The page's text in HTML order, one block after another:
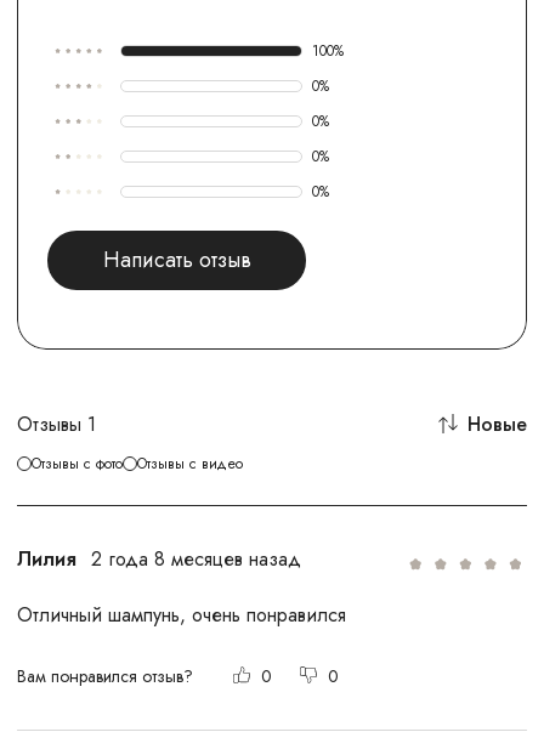
100%
0%
0%
0%
0%
Написать отзыв
Отзывы 1
Отзывы с фото Отзывы с видео
Новые
Лилия 2 года 8 месяцев назад
Отличный шампунь, очень понравился
Вам понравился отзыв? 0 0